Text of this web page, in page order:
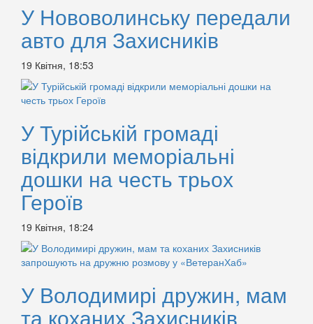
У Нововолинську передали
авто для Захисників
19 Квітня, 18:53
У Турійській громаді
відкрили меморіальні
дошки на честь трьох
Героїв
19 Квітня, 18:24
У Володимирі дружин, мам
та коханих Захисників